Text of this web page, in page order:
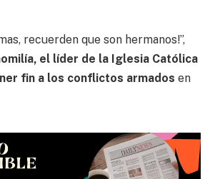
recuerden que son hermanos!”,
el líder de la Iglesia Católica
fin a los conflictos armados en